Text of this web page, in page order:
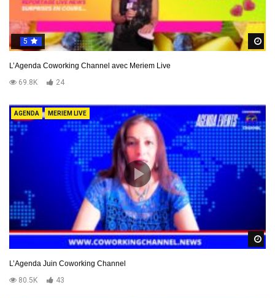
5
L’Agenda Coworking Channel avec Meriem Live
69.8K
24
AGENDA MERIEM LIVE
L’Agenda Juin Coworking Channel
80.5K
43